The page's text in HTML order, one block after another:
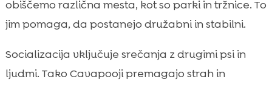
obiščemo različna mesta, kot so parki in tržnice. To
jim pomaga, da postanejo družabni in stabilni.
Socializacija vključuje srečanja z drugimi psi in
ljudmi. Tako Cavapooji premagajo strah in